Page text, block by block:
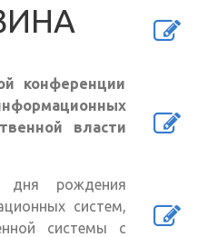
конференции
власти
дня рождения
систем,
системы с